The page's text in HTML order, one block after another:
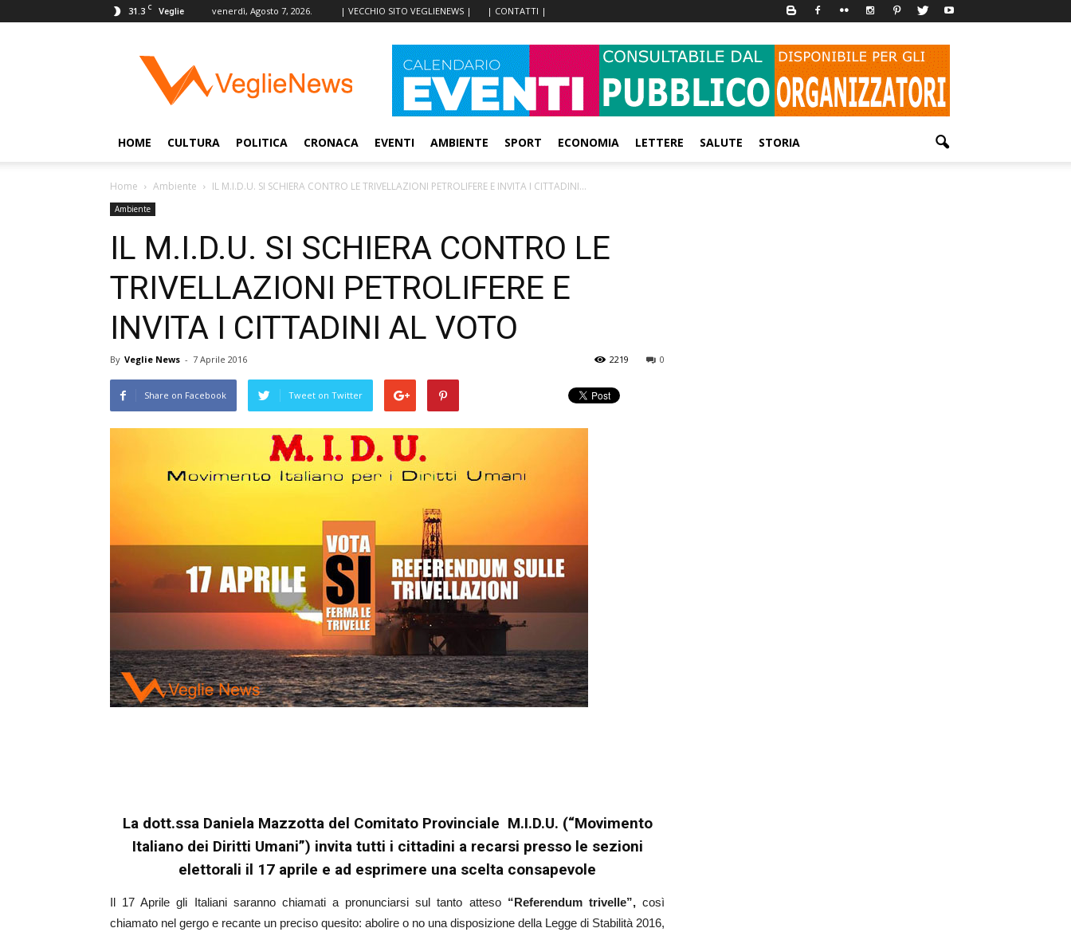
31.3 C Veglie venerdì, Agosto 7, 2026. | VECCHIO SITO VEGLIENEWS | | CONTATTI |
VeglieNews
Veglie
nel
HOME
CULTURA POLITICA CRONACA EVENTI AMBIENTE SPORT ECONOMIA LETTERE SALUTE STORIA
Home Ambiente IL M.I.D.U. SI SCHIERA CONTRO LE TRIVELLAZIONI PETROLIFERE E INVITA I CITTADINI...
Ambiente
IL M.I.D.U. SI SCHIERA CONTRO LE
TRIVELLAZIONI PETROLIFERE E
INVITA I CITTADINI AL VOTO
By Veglie News - 7 Aprile 2016 0
2219
Share on Facebook Tweet on Twitter
La dott.ssa Daniela Mazzotta del Comitato Provinciale M.I.D.U. (“Movimento
Italiano dei Diritti Umani”) invita tutti i cittadini a recarsi presso le sezioni
elettorali il 17 aprile e ad esprimere una scelta consapevole
Il 17 Aprile gli Italiani saranno chiamati a pronunciarsi sul tanto atteso “Referendum trivelle”,così
chiamato nel gergo e recante un preciso quesito: abolire o no una disposizione della Legge di Stabilità 2016,